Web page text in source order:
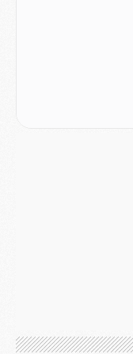
- [MAJ] Le
Mercato- L'agent de